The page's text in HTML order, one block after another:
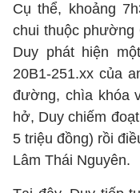
Cụ thể, khoảng
chui thuộc phường
Duy phát hiện
20B1-251.xx của
đường, chìa khóa
hở, Duy chiếm
5 triệu đồng) rồi
Lâm Thái Nguyên.